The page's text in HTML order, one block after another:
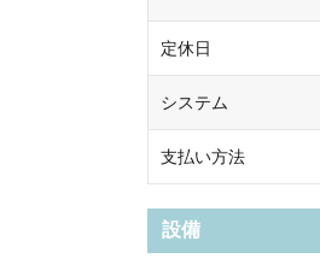
定休日
システム
支払い方法
設備